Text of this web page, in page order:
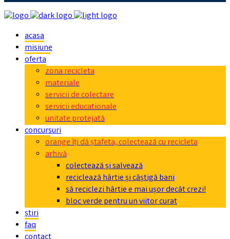
acasa
misiune
oferta
zona recicleta
materiale
servicii de colectare
servicii educationale
unitate protejată
concursuri
orange îți dă ștafeta, colectează cu recicleta
arhivă
colectează și salvează
reciclează hârtie și câștigă bani
să reciclezi hârtie e mai ușor decât crezi!
bloc verde pentru un viitor curat
știri
faq